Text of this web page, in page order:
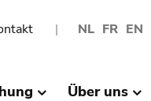
NL FR EN
Über uns